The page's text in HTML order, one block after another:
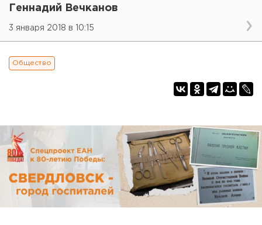
Геннадий Вечканов
3 января 2018 в 10:15
Общество